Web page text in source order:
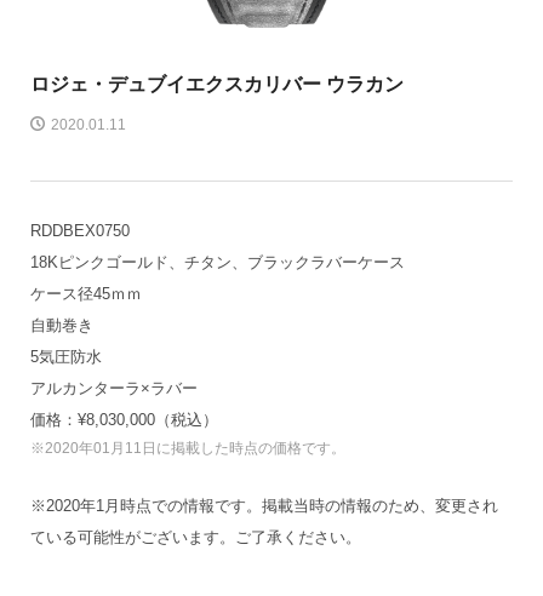
ロジェ・デュブイエクスカリバー ウラカン
2020.01.11
RDDBEX0750
18Kピンクゴールド、チタン、ブラックラバーケース
ケース径45ｍｍ
自動巻き
5気圧防水
アルカンターラ×ラバー
価格：¥8,030,000（税込）
※2020年01月11日に掲載した時点の価格です。
※2020年1月時点での情報です。掲載当時の情報のため、変更され
ている可能性がございます。ご了承ください。